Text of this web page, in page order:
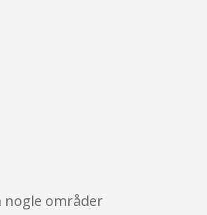
områder